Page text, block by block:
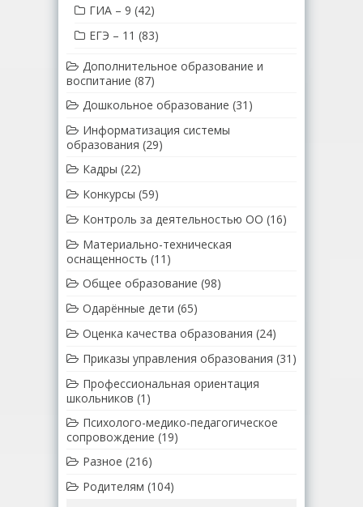
ГИА – 9 (42)
ЕГЭ – 11 (83)
Дополнительное образование и
воспитание (87)
Дошкольное образование (31)
Информатизация системы
образования (29)
Кадры (22)
Конкурсы (59)
Контроль за деятельностью ОО (16)
Материально-техническая
оснащенность (11)
Общее образование (98)
Одарённые дети (65)
Оценка качества образования (24)
Приказы управления образования (31)
Профессиональная ориентация
школьников (1)
Психолого-медико-педагогическое
сопровождение (19)
Разное (216)
Родителям (104)